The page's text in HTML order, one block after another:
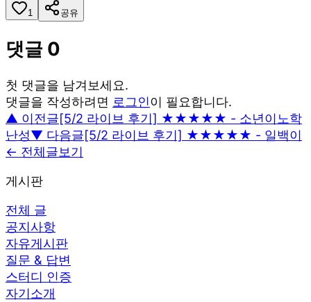
1 공유
댓글 0
첫 댓글을 남겨보세요.
댓글을 작성하려면 로그인이 필요합니다.
▲ 이전글[5/2 라이브 후기] ★★★★★ - 소년이노학
난성▼ 다음글[5/2 라이브 후기] ★★★★★ - 일백이
← 전체글보기
게시판
전체 글
공지사항
자유게시판
질문 & 답변
스터디 인증
자기소개